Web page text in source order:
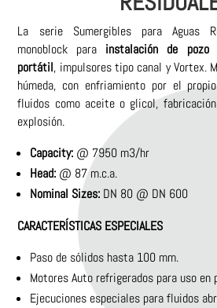
La serie Sumergibles para Aguas
monoblock para instalación de pozo
portátil, impulsores tipo canal y Vortex.
húmeda, con enfriamiento por el
fluidos como aceite o glicol,
explosión.
Capacity: @ 7950 m3/hr
Head: @ 87 m.c.a.
Nominal Sizes: DN 80 @ DN 600
CARACTERÍSTICAS ESPECIALES
Paso de sólidos hasta 100 mm.
Motores Auto refrigerados para uso en
Ejecuciones especiales para fluidos